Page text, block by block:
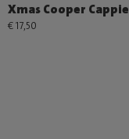
Xmas Cooper Cappie
€ 17,50